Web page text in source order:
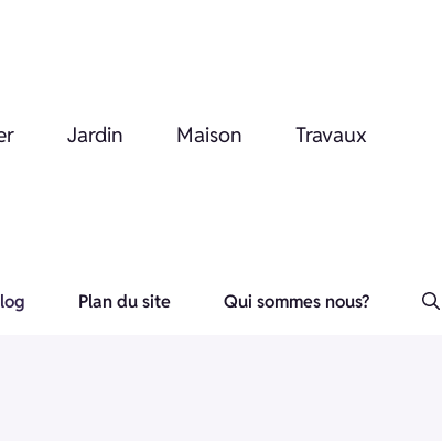
Jardin Maison Travaux
Plan du site Qui sommes nous?